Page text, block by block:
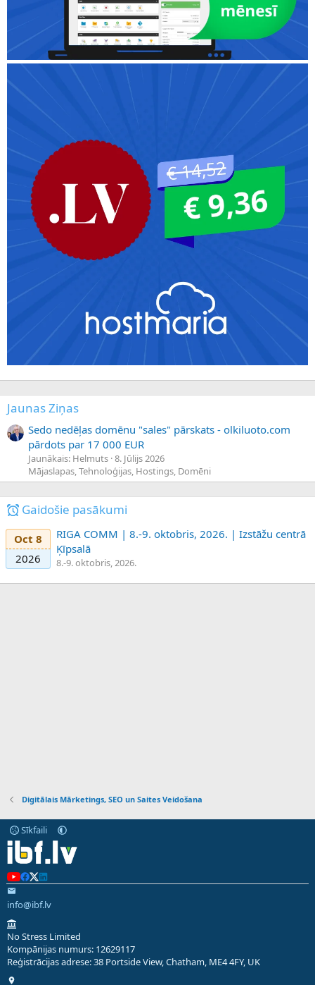
Jaunas Ziņas
Sedo nedēļas domēnu "sales" pārskats - olkiluoto.com
pārdots par 17 000 EUR
Jaunākais: Helmuts 8. Jūlijs 2026
Mājaslapas, Tehnoloģijas, Hostings, Domēni
Gaidošie pasākumi
Oct 8
2026
RIGA COMM | 8.-9. oktobris, 2026. | Izstāžu centrā
Ķīpsalā
8.-9. oktobris, 2026.
Digitālais Mārketings, SEO un Saites Veidošana
Sīkfaili
info@ibf.lv
No Stress Limited
Kompānijas numurs: 12629117
Reģistrācijas adrese: 38 Portside View, Chatham, ME4 4FY, UK